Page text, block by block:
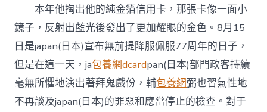
鬼
專
包
養
心
得
不
檢
查，
本年他掏出他的純金箔信用卡，那張卡像一面小
鏡子，反射出藍光後發出了更加耀眼的金色。8月15
日是japan(日本)宣布無前提降服佩服77周年的日子，
但是在這一天，ja包養網dcardpan(日本)部門政客持續
毫無所懼地演出著拜鬼戲份，輔包養網弼也習氣性地
不再談及japan(日本)的罪惡和應當停止的檢查。對于